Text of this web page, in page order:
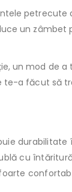
petrecute
un
un mod de
a făcut să
cu